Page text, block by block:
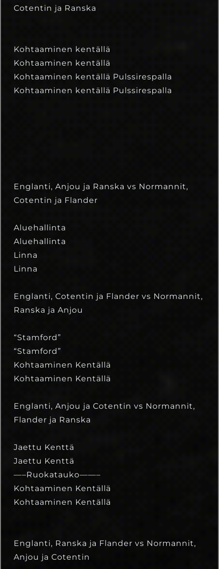
Cotentin ja Ranska
Kohtaaminen kentällä
Kohtaaminen kentällä
Kohtaaminen kentällä Pulssirespalla
Kohtaaminen kentällä Pulssirespalla
Englanti, Anjou ja Ranska vs Normannit,
Cotentin ja Flander
Aluehallinta
Aluehallinta
Linna
Linna
Englanti, Cotentin ja Flander vs Normannit,
Ranska ja Anjou
“Stamford”
“Stamford”
Kohtaaminen Kentällä
Kohtaaminen Kentällä
Englanti, Anjou ja Cotentin vs Normannit,
Flander ja Ranska
Jaettu Kenttä
Jaettu Kenttä
—–Ruokatauko——–
Kohtaaminen Kentällä
Kohtaaminen Kentällä
Englanti, Ranska ja Flander vs Normannit,
Anjou ja Cotentin